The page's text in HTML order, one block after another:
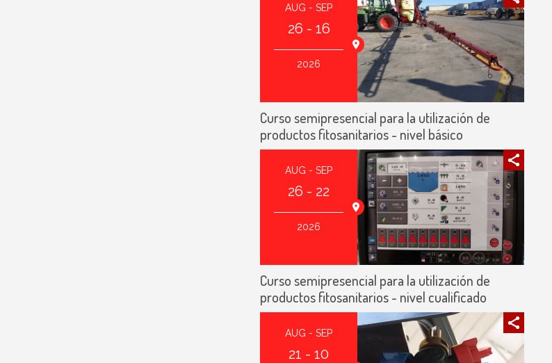
AUG - SEP
26 - 16
2026
Curso semipresencial para la utilización de
productos fitosanitarios - nivel básico
AUG - SEP
26 - 22
2026
Curso semipresencial para la utilización de
productos fitosanitarios - nivel cualificado
AUG - SEP
21 - 10